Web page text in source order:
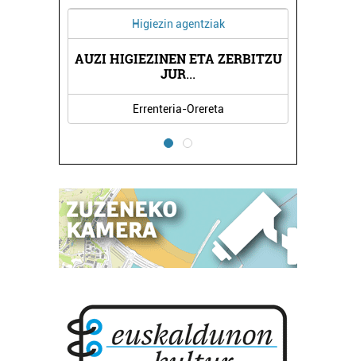
Higiezin agentziak
AUZI HIGIEZINEN ETA ZERBITZU
Errenteria-Orereta
KASTRO